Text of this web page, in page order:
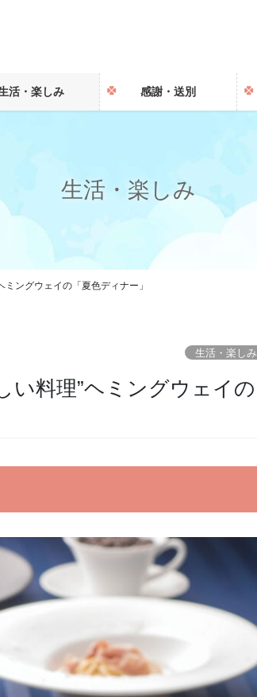
活・楽しみ 感謝・送別
生活・楽しみ
ングウェイの「夏色ディナー」
生活・楽しみ
い料理”ヘミングウェイの